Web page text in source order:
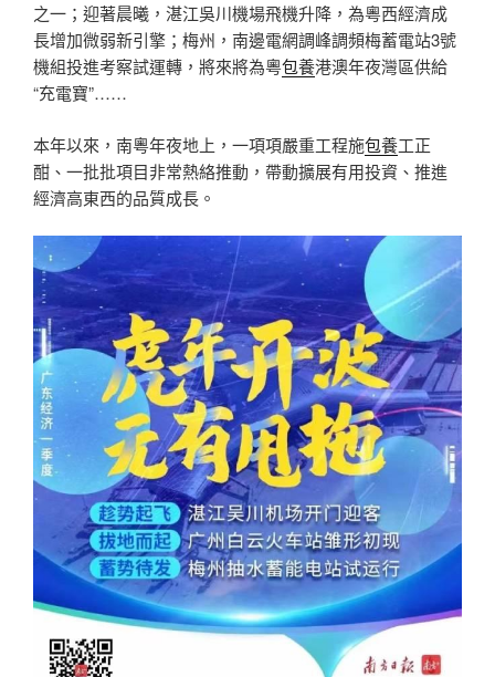
之一；迎著晨曦，湛江吳川機場飛機升降，為粵西經濟成
長增加微弱新引擎；梅州，南邊電網調峰調頻梅蓄電站3號
機組投進考察試運轉，將來將為粵包養港澳年夜灣區供給
“充電寶”……
本年以來，南粵年夜地上，一項項嚴重工程施包養工正
酣、一批批項目非常熱絡推動，帶動擴展有用投資、推進
經濟高東西的品質成長。